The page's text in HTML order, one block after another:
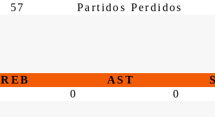
57 Partidos Perdidos
REB AST
0 0